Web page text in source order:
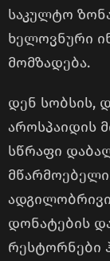
საკულტო
ხელოვნური
მომზადება.
დენ სობსის,
აროსპაიდის
სწრაფი
დონატების
რესტორნები